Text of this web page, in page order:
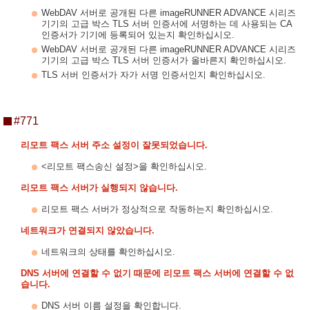
WebDAV 서버로 공개된 다른 imageRUNNER ADVANCE 시리즈
기기의 고급 박스 TLS 서버 인증서에 서명하는 데 사용되는 CA
인증서가 기기에 등록되어 있는지 확인하십시오.
WebDAV 서버로 공개된 다른 imageRUNNER ADVANCE 시리즈
기기의 고급 박스 TLS 서버 인증서가 올바른지 확인하십시오.
TLS 서버 인증서가 자가 서명 인증서인지 확인하십시오.
#771
리모트 팩스 서버 주소 설정이 잘못되었습니다.
<리모트 팩스송신 설정>을 확인하십시오.
리모트 팩스 서버가 실행되지 않습니다.
리모트 팩스 서버가 정상적으로 작동하는지 확인하십시오.
네트워크가 연결되지 않았습니다.
네트워크의 상태를 확인하십시오.
DNS 서버에 연결할 수 없기 때문에 리모트 팩스 서버에 연결할 수 없
습니다.
DNS 서버 이름 설정을 확인합니다.